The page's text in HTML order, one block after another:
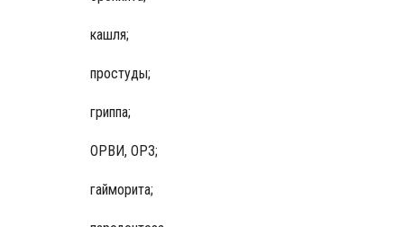
кашля;
простуды;
гриппа;
ОРВИ, ОРЗ;
гайморита;